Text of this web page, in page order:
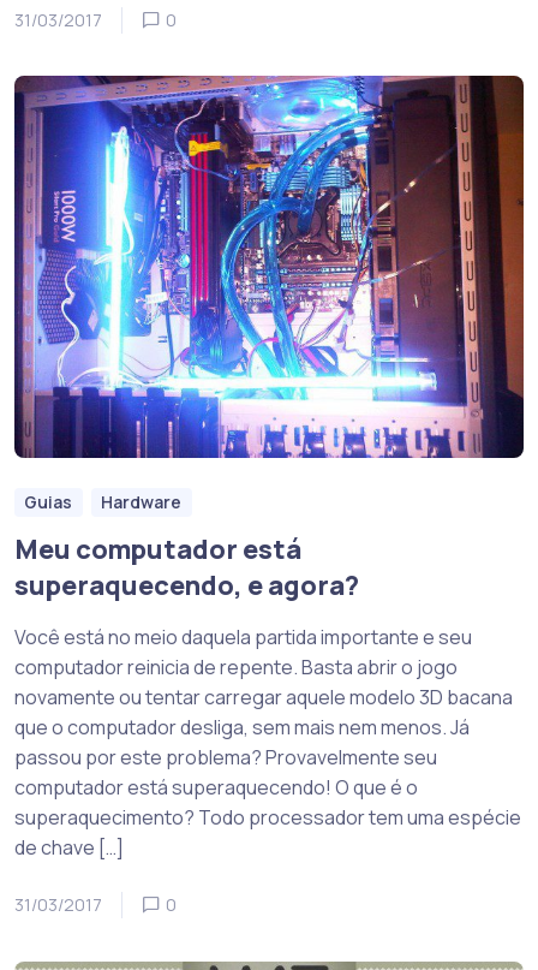
31/03/2017 0
Guias Hardware
Meu computador está
superaquecendo, e agora?
Você está no meio daquela partida importante e seu
computador reinicia de repente. Basta abrir o jogo
novamente ou tentar carregar aquele modelo 3D bacana
que o computador desliga, sem mais nem menos. Já
passou por este problema? Provavelmente seu
computador está superaquecendo! O que é o
superaquecimento? Todo processador tem uma espécie
de chave […]
31/03/2017 0